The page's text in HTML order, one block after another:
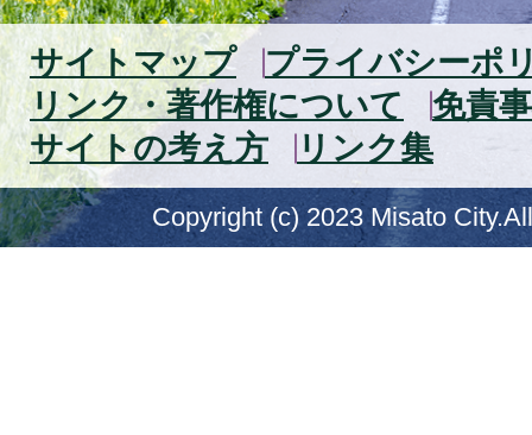
サイトマップ
プライバシーポ
リンク・著作権について
免責
サイトの考え方
リンク集
Copyright (c) 2023 Misato